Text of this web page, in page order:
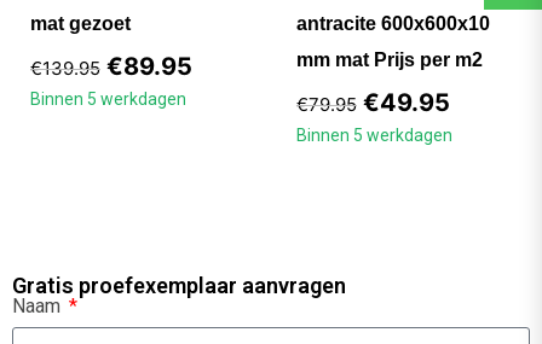
mat gezoet
€139.95 €89.95
Binnen 5 werkdagen
antracite 600x600x10
mm mat Prijs per m2
€79.95 €49.95
Binnen 5 werkdagen
Gratis proefexemplaar aanvragen
Naam